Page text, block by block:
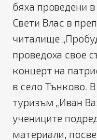
бяха проведени
Свети Влас в
читалище
проведоха свое
концерт на
в село Тънково.
туризъм „Иван
учениците
материали,